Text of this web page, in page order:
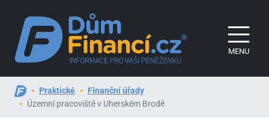
MENU
Praktické
Finanční úřady
Územní pracoviště v Uherském Brodě